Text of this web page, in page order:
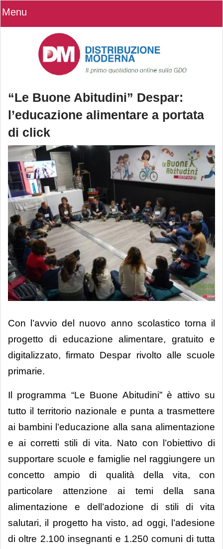
Menu
“Le Buone Abitudini” Despar:
l’educazione alimentare a portata
di click
“Le Buone Abitudini” Despar:
click
Con l’avvio del nuovo anno scolastico torna il
progetto di educazione alimentare, gratuito e
digitalizzato, firmato Despar rivolto alle scuole
primarie.
Il programma “Le Buone Abitudini” è attivo su
tutto il territorio nazionale e punta a trasmettere
ai bambini l’educazione alla sana alimentazione
e ai corretti stili di vita. Nato con l’obiettivo di
supportare scuole e famiglie nel raggiungere un
concetto ampio di qualità della vita, con
particolare attenzione ai temi della sana
alimentazione e dell’adozione di stili di vita
salutari, il progetto ha visto, ad oggi, l’adesione
di oltre 2.100 insegnanti e 1.250 comuni di tutta